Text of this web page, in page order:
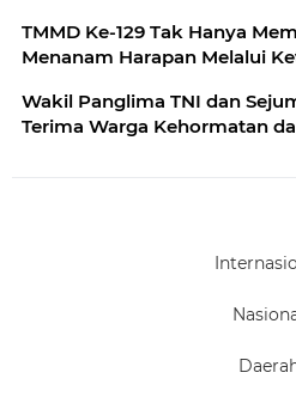
TMMD Ke-129 Tak Hanya
Wakil Panglima TNI dan
Terima Warga Kehormatan